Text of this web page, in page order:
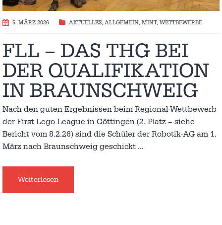
5. MÄRZ 2026 AKTUELLES, ALLGEMEIN, MINT, WETTBEWERBE
FLL – DAS THG BEI
DER QUALIFIKATION
IN BRAUNSCHWEIG
Nach den guten Ergebnissen beim Regional-Wettbewerb
der First Lego League in Göttingen (2. Platz – siehe
Bericht vom 8.2.26) sind die Schüler der Robotik-AG am 1.
März nach Braunschweig geschickt …
Weiterlesen